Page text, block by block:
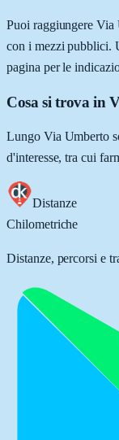
Puoi raggiungere
con i mezzi pubblici.
pagina per le
Cosa si trova in
Lungo Via Umberto
d'interesse, tra cui
Distanze
Chilometriche
Distanze, percorsi e